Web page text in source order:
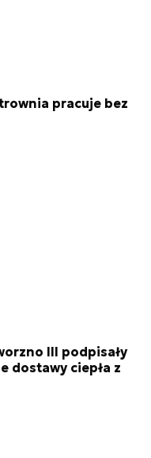
pracuje bez
III podpisały
dostawy ciepła z